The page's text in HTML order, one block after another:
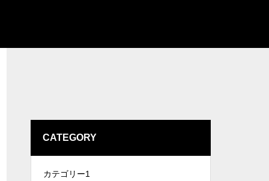
CATEGORY
カテゴリー1